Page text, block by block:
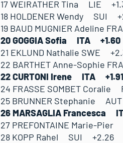
17 WEIRATHER Tina LIE
18 HOLDENER Wendy
19 BAUD MUGNIER
20 GOGGIA Sofia ITA
21 EKLUND Nathalie
22 BARTHET Anne-
22 CURTONI Irene ITA
24 FRASSE SOMBET
25 BRUNNER Stephanie
26 MARSAGLIA
27 PREFONTAINE
28 KOPP Rahel SUI